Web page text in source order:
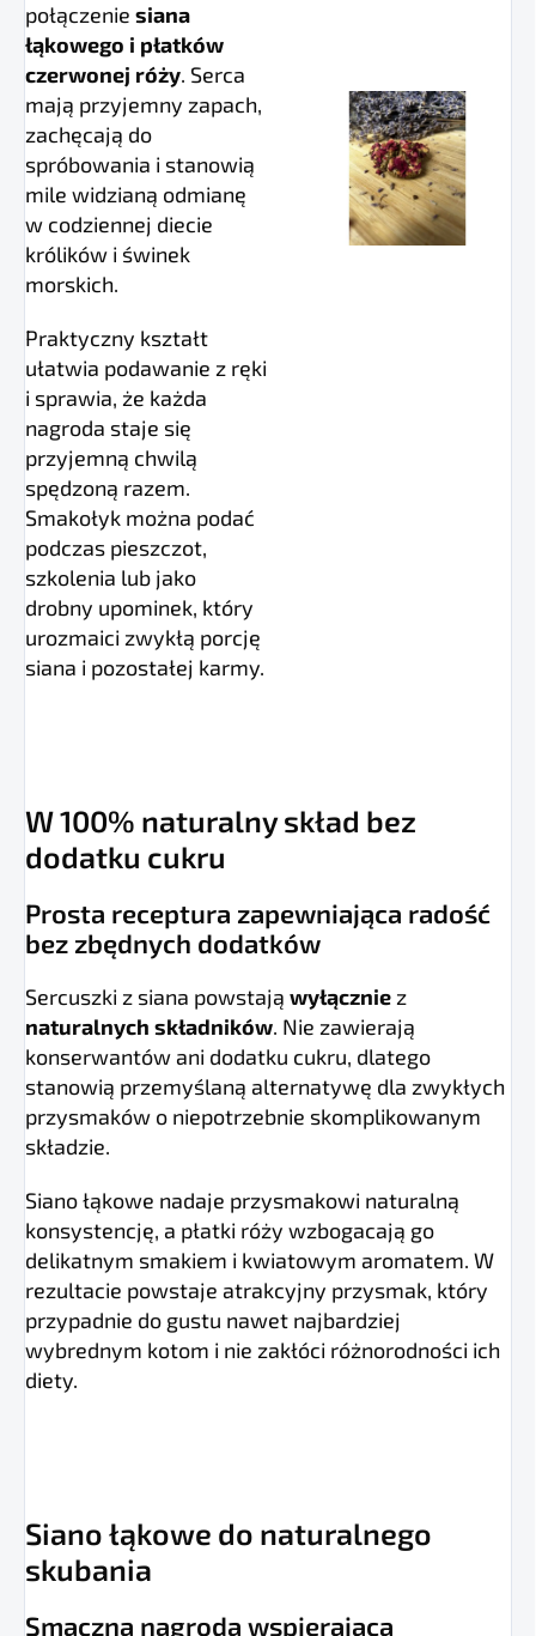
połączenie siana
łąkowego i płatków
czerwonej róży. Serca
mają przyjemny zapach,
zachęcają do
spróbowania i stanowią
mile widzianą odmianę
w codziennej diecie
królików i świnek
morskich.
Praktyczny kształt
ułatwia podawanie z ręki
i sprawia, że każda
nagroda staje się
przyjemną chwilą
spędzoną razem.
Smakołyk można podać
podczas pieszczot,
szkolenia lub jako
drobny upominek, który
urozmaici zwykłą porcję
siana i pozostałej karmy.
W 100% naturalny skład bez
dodatku cukru
Prosta receptura zapewniająca radość
bez zbędnych dodatków
Sercuszki z siana powstają wyłączniez
naturalnych składników. Nie zawierają
konserwantów ani dodatku cukru, dlatego
stanowią przemyślaną alternatywę dla zwykłych
przysmaków o niepotrzebnie skomplikowanym
składzie.
Siano łąkowe nadaje przysmakowi naturalną
konsystencję, a płatki róży wzbogacają go
delikatnym smakiem i kwiatowym aromatem. W
rezultacie powstaje atrakcyjny przysmak, który
przypadnie do gustu nawet najbardziej
wybrednym kotom i nie zakłóci różnorodności ich
diety.
Siano łąkowe do naturalnego
skubania
Smaczna nagroda wspierająca